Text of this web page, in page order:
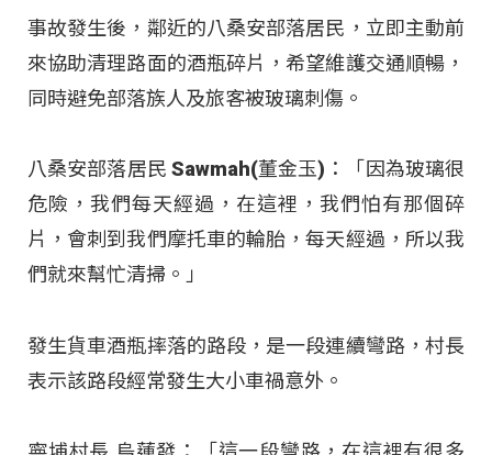
事故發生後，鄰近的八桑安部落居民，立即主動前
來協助清理路面的酒瓶碎片，希望維護交通順暢，
同時避免部落族人及旅客被玻璃刺傷。
八桑安部落居民 Sawmah(董金玉)：「因為玻璃很
危險，我們每天經過，在這裡，我們怕有那個碎
片，會刺到我們摩托車的輪胎，每天經過，所以我
們就來幫忙清掃。」
發生貨車酒瓶摔落的路段，是一段連續彎路，村長
表示該路段經常發生大小車禍意外。